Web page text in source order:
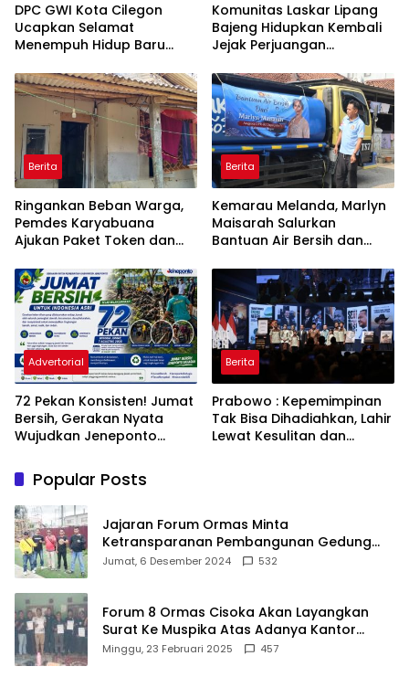
DPC GWI Kota Cilegon
Ucapkan Selamat
Menempuh Hidup Baru
Tuanku Ihza Kemalsya
Damanik
Komunitas Laskar Lipang
Bajeng Hidupkan Kembali
Jejak Perjuangan
Wabup Takalar: Apresiasi
Bahwa Sejarah Adalah
Warisan yang Tak Ternilai”.
Berita
Ringankan Beban Warga,
Pemdes Karyabuana
Ajukan Paket Token dan
PLN
Berita
Kemarau Melanda, Marlyn
Maisarah Salurkan
Bantuan Air Bersih dan
Babakan Madang
Advertorial
72 Pekan Konsisten! Jumat
Bersih, Gerakan Nyata
Wujudkan Jeneponto
ASRI
Berita
Prabowo : Kepemimpinan
Tak Bisa Dihadiahkan, Lahir
Lewat Kesulitan dan
Popular Posts
Jajaran Forum Ormas Minta
Ketransparanan Pembangunan Gedung
Damkar Di Kecamatan Cisoka
Jumat, 6 Desember 2024 532
Forum 8 Ormas Cisoka Akan Layangkan
Surat Ke Muspika Atas Adanya Kantor
Matel di Cisoka
Minggu, 23 Februari 2025 457